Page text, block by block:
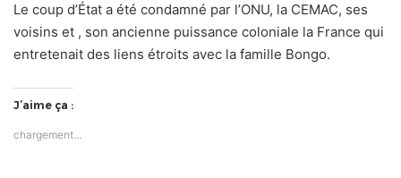
Le coup d’État a été condamné par l’ONU, la CEMAC, ses
voisins et , son ancienne puissance coloniale la France qui
entretenait des liens étroits avec la famille Bongo.
J’aime ça :
chargement…